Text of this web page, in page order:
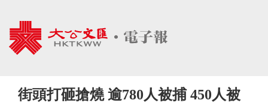
街頭打砸搶燒 逾780人被捕 450人被